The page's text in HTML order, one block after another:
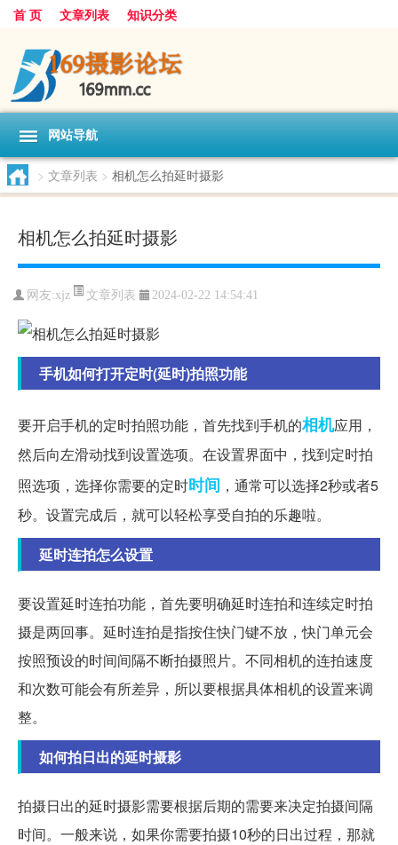
首 页 文章列表 知识分类
网站导航
> 文章列表 > 相机怎么拍延时摄影
相机怎么拍延时摄影
网友:xjz 文章列表 2024-02-22 14:54:41
手机如何打开定时(延时)拍照功能
要开启手机的定时拍照功能，首先找到手机的相机应用，
然后向左滑动找到设置选项。在设置界面中，找到定时拍
照选项，选择你需要的定时时间 ，通常可以选择2秒或者5
秒。设置完成后，就可以轻松享受自拍的乐趣啦。
延时连拍怎么设置
要设置延时连拍功能，首先要明确延时连拍和连续定时拍
摄是两回事。延时连拍是指按住快门键不放，快门单元会
按照预设的时间间隔不断拍摄照片。不同相机的连拍速度
和次数可能会有所差异，所以要根据具体相机的设置来调
整。
如何拍日出的延时摄影
拍摄日出的延时摄影需要根据后期的需要来决定拍摄间隔
时间。一般来说，如果你需要拍摄10秒的日出过程，那就